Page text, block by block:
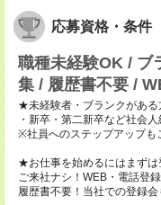
応募資格・条件
職種未経験OK / ブ
集 / 履歴書不要 /
★未経験者・ブランクがあ
・新卒・第二新卒など社会
※社員へのステップアップも
★お仕事を始めるにはまず
ご来社ナシ！WEB・電話登
履歴書不要！当社での登録会